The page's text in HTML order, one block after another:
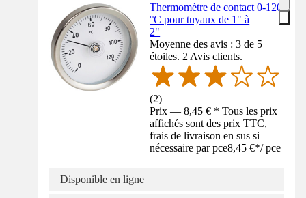
Thermomètre de contact 0-120
°C pour tuyaux de 1" à
2"
Moyenne des avis : 3 de 5
étoiles. 2 Avis clients.
(2)
Prix — 8,45 € * Tous les prix
affichés sont des prix TTC,
frais de livraison en sus si
nécessaire par pce8,45 €*/ pce
Disponible en ligne